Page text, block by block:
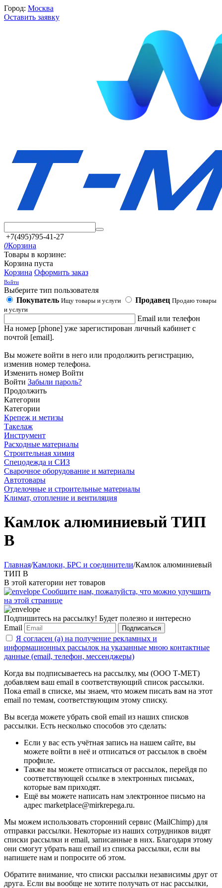
Город: Москва
Оставить заявку
+7(495)795-41-27
0Корзина
Товары в корзине:
Корзина пуста
Корзина Оформить заказ
Войти
Выберите тип пользователя
Покупатель Ищу товары и услуги Продавец Продаю товары
и услуги
Email или телефон
На номер [phone] уже зарегистирован личный кабинет с
почтой [email].
Вы можете войти в него или продолжить регистрацию,
изменив номер телефона.
Изменить номер Войти
Войти Забыли пароль?
Продолжить
Категории
Категории
Крепеж и метизы
Такелаж
Инструмент
Расходные материалы
Строительная химия
Спецодежда и СИЗ
Сварочное оборудование и материалы
Автотовары
Отделочные и строительные материалы
Климат, отопление и вентиляция
Камлок алюминиевый ТИП
B
Главная/Камлоки, БРС и соединители/Камлок алюминиевый
ТИП B
В этой категории нет товаров
Сообщите нам, пожалуйста, что можно улучшить
на этой странице
Подпишитесь на рассылку! Будет полезно и интересно
Email
Подписаться
Я согласен (а) на получение рекламных и
информационных рассылок на указанные мною контактные
данные (email, телефон, мессенджеры)
Когда вы подписываетесь на рассылку, мы (ООО Т-МЕТ)
добавляем ваш email в соответствующий список рассылки.
Пока email в списке, мы знаем, что можем писать вам на этот
email по темам, соответствующим этому списку.
Вы всегда можете убрать свой email из наших списков
рассылки. Есть несколько способов это сделать:
Если у вас есть учётная запись на нашем сайте, вы
можете войти в неё и отписаться от рассылок в своём
профиле.
Также вы можете отписаться от рассылок, перейдя по
соответствующей ссылке в электронных письмах,
которые вам приходят.
Ещё вы можете написать нам электронное письмо на
адрес marketplace@mirkrepega.ru.
Мы можем использовать сторонний сервис (MailChimp) для
отправки рассылки. Некоторые из наших сотрудников видят
списки рассылки и email, записанные в них. Благодаря этому
они смогут убрать ваш email из списка рассылки, если вы
напишете нам и попросите об этом.
Обратите внимание, что списки рассылки независимы друг от
друга. Если вы вообще не хотите получать от нас рассылки,